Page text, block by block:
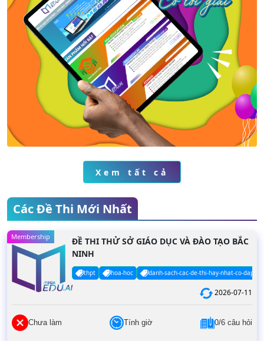
Xem chi tiết Xem chi tiết
Xem tất cả
Các Đề Thi Mới Nhất
Membership
ĐỀ THI THỬ SỞ GIÁO DỤC VÀ ĐÀO TẠO BẮC
NINH
thpt hoa-hoc danh-sach-cac-de-thi-hay-nhat-co-dap-an
2026-07-11
Chưa làm Tính giờ 0/6 câu hỏi